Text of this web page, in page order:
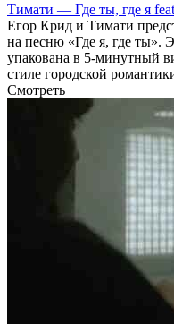
Тимати — Где ты, где я
Егор Крид и Тимати
на песню «Где я, где ты».
упакована в 5-минутный
стиле городской
Смотреть